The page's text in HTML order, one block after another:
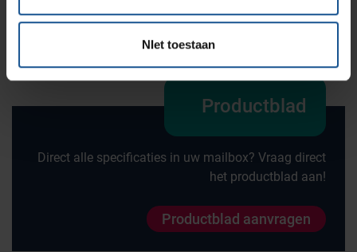
NIet toestaan
Offerte aanvragen
Productblad
Direct alle specificaties in uw mailbox? Vraag direct
het productblad aan!
Productblad aanvragen